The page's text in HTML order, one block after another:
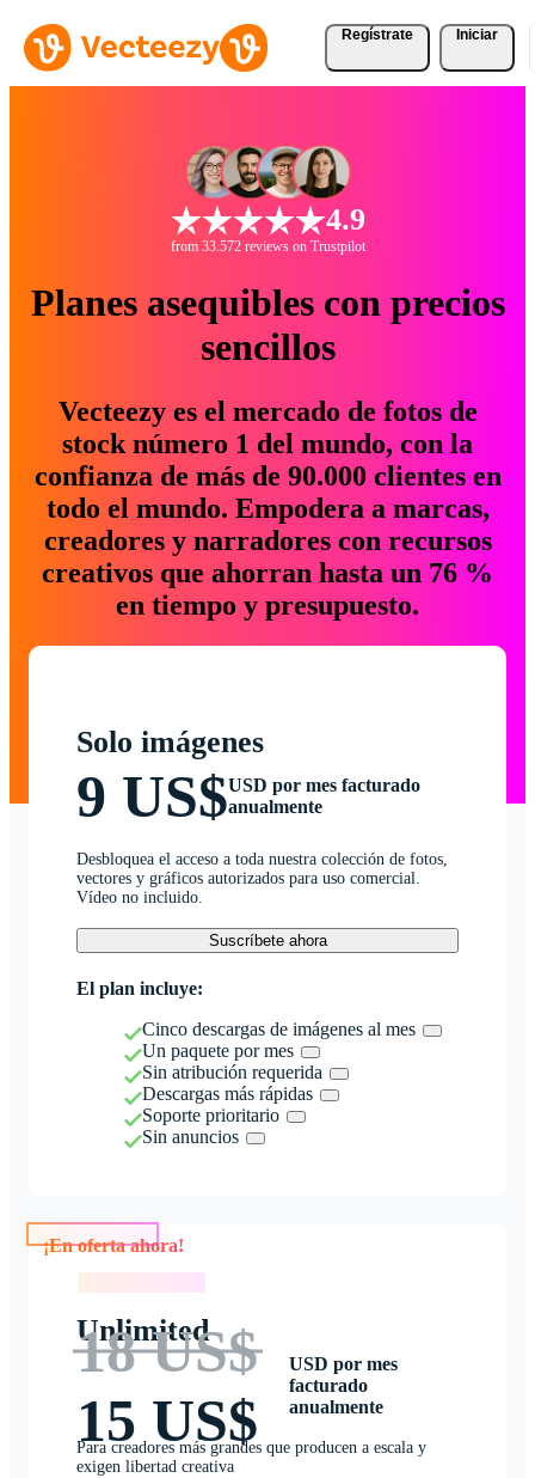
Regístrate Iniciar
4.9
from 33.572 reviews on Trustpilot
Planes asequibles con precios
sencillos
Vecteezy es el mercado de fotos de
stock número 1 del mundo, con la
confianza de más de 90.000 clientes en
todo el mundo. Empodera a marcas,
creadores y narradores con recursos
creativos que ahorran hasta un 76 %
en tiempo y presupuesto.
Solo imágenes
9 US$USD por mes facturado
anualmente
Desbloquea el acceso a toda nuestra colección de fotos,
vectores y gráficos autorizados para uso comercial.
Vídeo no incluido.
Suscríbete ahora
El plan incluye:
Cinco descargas de imágenes al mes
Un paquete por mes
Sin atribución requerida
Descargas más rápidas
Soporte prioritario
Sin anuncios
Unlimited
18 US$
15 US$
USD por mes
facturado
anualmente
Para creadores más grandes que producen a escala y
exigen libertad creativa